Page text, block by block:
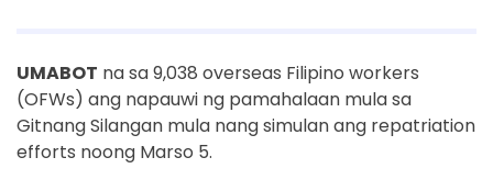
UMABOT na sa 9,038 overseas Filipino workers
(OFWs) ang napauwi ng pamahalaan mula sa
Gitnang Silangan mula nang simulan ang repatriation
efforts noong Marso 5.